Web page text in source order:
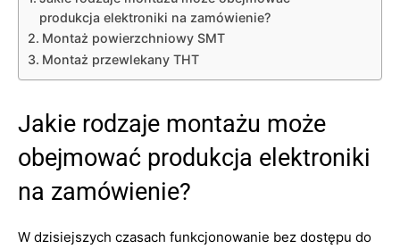
produkcja elektroniki na zamówienie?
Montaż powierzchniowy SMT
Montaż przewlekany THT
Jakie rodzaje montażu może
obejmować produkcja elektroniki
na zamówienie?
W dzisiejszych czasach funkcjonowanie bez dostępu do